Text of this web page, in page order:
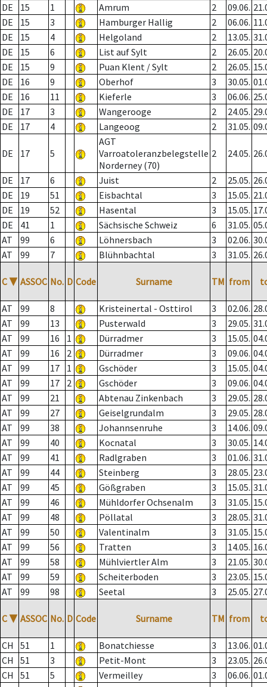
DE
15 1 Amrum 2 09.06.
DE
15 3 Hamburger Hallig 2 06.06.
DE
15 4 Helgoland 2 13.05.
DE
15 6 List auf Sylt 2 26.05.
DE
15 9 Puan Klent / Sylt 2 26.05.
DE
16 9 Oberhof 3 30.05.
DE
16 11 Kieferle 3 06.06.
DE
17 3 Wangerooge 2 24.05.
DE
17 4 Langeoog 2 31.05.
DE 17 5
AGT
Varroatoleranzbelegstelle
Norderney (70)
2 24.05.
DE 17 6 Juist 2 25.05.
DE
19 51 Eisbachtal 3 15.05.
DE
19 52 Hasental 3 15.05.
DE
41 1 Sächsische Schweiz 6 31.05.
AT
99 6 Löhnersbach 3 02.06.
AT
99 7 Blühnbachtal 3 31.05.
C ▼ ASSOC No. D Code Surname TM from
AT 99 8 Kristeinertal - Osttirol 3 02.06.
AT
99 13 Pusterwald 3 29.05.
AT
99 16 1 Dürradmer 3 15.05.
AT
99 16 2 Dürradmer 3 09.06.
AT
99 17 1 Gschöder 3 15.05.
AT
99 17 2 Gschöder 3 09.06.
AT
99 21 Abtenau Zinkenbach 3 29.05.
AT
99 27 Geiselgrundalm 3 29.05.
AT
99 38 Johannsenruhe 3 14.06.
AT
99 40 Kocnatal 3 30.05.
AT
99 41 Radlgraben 3 01.06.
AT
99 44 Steinberg 3 28.05.
AT
99 45 Gößgraben 3 15.05.
AT
99 46 Mühldorfer Ochsenalm 3 31.05.
AT
99 48 Pöllatal 3 28.05.
AT
99 50 Valentinalm 3 31.05.
AT
99 56 Tratten 3 14.05.
AT
99 58 Mühlviertler Alm 3 21.05.
AT
99 59 Scheiterboden 3 23.05.
AT
99 98 Seetal 3 25.05.
C ▼ ASSOC No. D Code Surname TM from
CH 51 1 Bonatchiesse 3 13.06.
CH
51 3 Petit-Mont 3 23.05.
CH
51 5 Vermeilley 3 06.06.